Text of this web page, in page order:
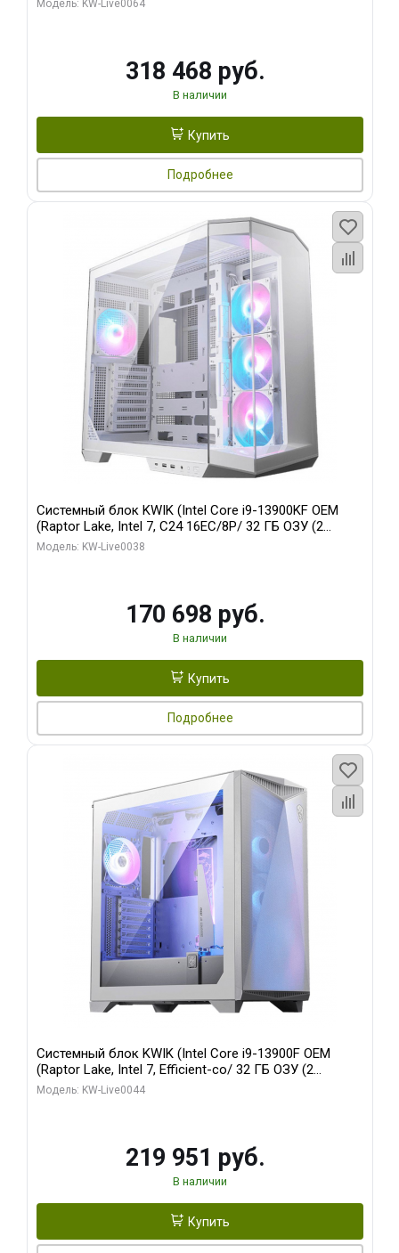
Модель: KW-Live0064
318 468 руб.
В наличии
Купить
Подробнее
Системный блок KWIK (Intel Core i9-13900KF OEM
(Raptor Lake, Intel 7, C24 16EC/8P/ 32 ГБ ОЗУ (2
модуля)/ Gigabyte RX9070XT GAMING OC 16GB GDDR6
Модель: KW-Live0038
170 698 руб.
В наличии
Купить
Подробнее
Системный блок KWIK (Intel Core i9-13900F OEM
(Raptor Lake, Intel 7, Efficient-co/ 32 ГБ ОЗУ (2
модуля)/ Gigabyte RTX5070Ti AERO OC 16GB GDDR7
Модель: KW-Live0044
219 951 руб.
В наличии
Купить